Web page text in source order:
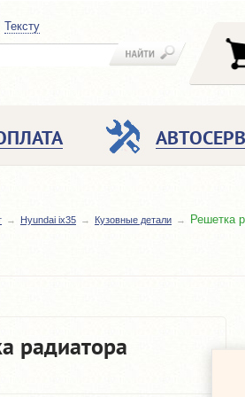
Тексту
Hyundai ix35 Кузовные детали Решетка
радиатора